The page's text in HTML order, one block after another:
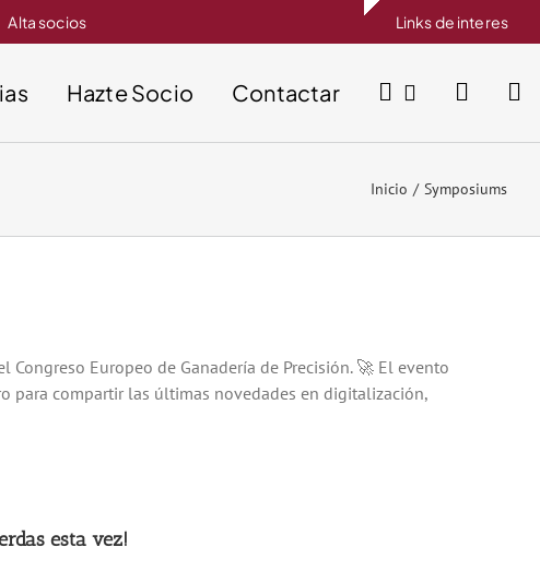
Alta socios Links de interes
Hazte Socio Contactar
Inicio Symposiums
Europeo de Ganadería de Precisión. 🚀 El evento
para compartir las últimas novedades en digitalización,
esta vez!